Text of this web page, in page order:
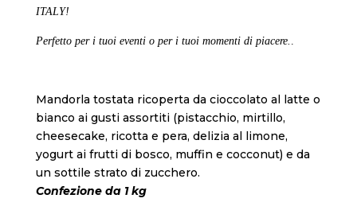
ITALY!
Perfetto per i tuoi eventi o per i tuoi momenti di piacere. .
Mandorla tostata ricoperta da cioccolato al latte o
bianco ai gusti assortiti (pistacchio, mirtillo,
cheesecake, ricotta e pera, delizia al limone,
yogurt ai frutti di bosco, muffin e cocconut) e da
un sottile strato di zucchero.
Confezione da 1 kg